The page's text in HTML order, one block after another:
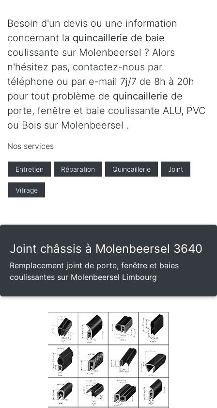
Besoin d'un devis ou une information
concernant la quincaillerie de baie
coulissante sur Molenbeersel ? Alors
n'hésitez pas, contactez-nous par
téléphone ou par e-mail 7j/7 de 8h à 20h
pour tout problème de quincaillerie de
porte, fenêtre et baie coulissante ALU, PVC
ou Bois sur Molenbeersel .
Nos services
Entretien Réparation Quincaillerie Joint
Vitrage
Joint châssis à Molenbeersel 3640
Remplacement joint de porte, fenêtre et baies
coulissantes sur Molenbeersel Limbourg